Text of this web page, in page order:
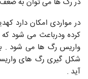
در مواردی امکان دارد
کرده ودرباعث می شود
واریس رگ ها می شود .
شکل گیری رگ های
آید .